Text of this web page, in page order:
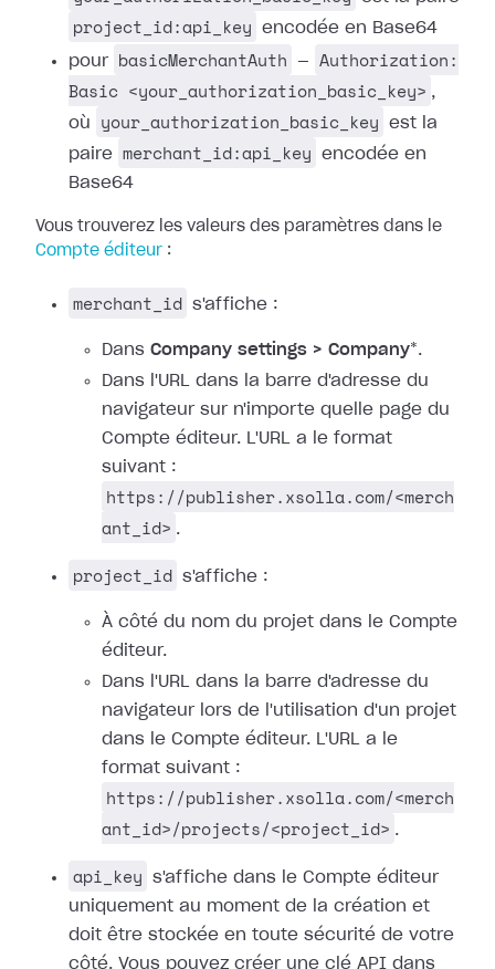
project_id:api_key
encodée en Base64
pour basicMerchantAuth —
Authorization:
Basic <your_authorization_basic_key> ,
où
your_authorization_basic_key
est la
paire merchant_id:api_key
encodée en
Base64
Vous trouverez les valeurs des paramètres dans le
Compte éditeur :
merchant_id s'affiche :
Dans Company settings > Company*.
Dans l'URL dans la barre d'adresse du
navigateur sur n'importe quelle page du
Compte éditeur. L'URL a le format
suivant :
https://publisher.xsolla.com/<merch
ant_id> .
project_id s'affiche :
À côté du nom du projet dans le Compte
éditeur.
Dans l'URL dans la barre d'adresse du
navigateur lors de l'utilisation d'un projet
dans le Compte éditeur. L'URL a le
format suivant :
https://publisher.xsolla.com/<merch
ant_id>/projects/<project_id> .
api_key
s'affiche dans le Compte éditeur
uniquement au moment de la création et
doit être stockée en toute sécurité de votre
côté. Vous pouvez créer une clé API dans